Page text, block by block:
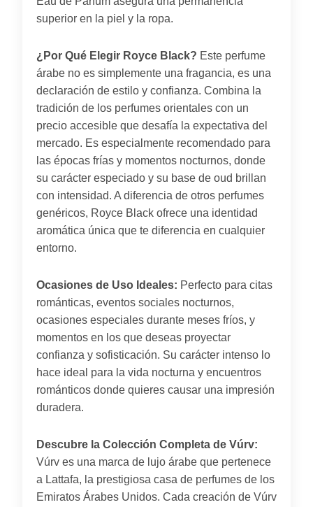
superior en la piel y la ropa.
¿Por Qué Elegir Royce Black? Este perfume
árabe no es simplemente una fragancia, es una
declaración de estilo y confianza. Combina la
tradición de los perfumes orientales con un
precio accesible que desafía la expectativa del
mercado. Es especialmente recomendado para
las épocas frías y momentos nocturnos, donde
su carácter especiado y su base de oud brillan
con intensidad. A diferencia de otros perfumes
genéricos, Royce Black ofrece una identidad
aromática única que te diferencia en cualquier
entorno.
Ocasiones de Uso Ideales: Perfecto para citas
románticas, eventos sociales nocturnos,
ocasiones especiales durante meses fríos, y
momentos en los que deseas proyectar
confianza y sofisticación. Su carácter intenso lo
hace ideal para la vida nocturna y encuentros
románticos donde quieres causar una impresión
duradera.
Descubre la Colección Completa de Vúrv:
Vúrv es una marca de lujo árabe que pertenece
a Lattafa, la prestigiosa casa de perfumes de los
Emiratos Árabes Unidos. Cada creación de Vúrv